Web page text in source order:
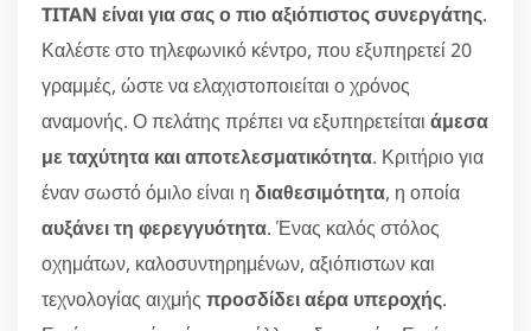
TITAN είναι για σας ο πιο αξιόπιστος συνεργάτης.
Καλέστε στο τηλεφωνικό κέντρο, που εξυπηρετεί 20
γραμμές, ώστε να ελαχιστοποιείται ο χρόνος
αναμονής. Ο πελάτης πρέπει να εξυπηρετείται άμεσα
με ταχύτητα και αποτελεσματικότητα. Κριτήριο για
έναν σωστό όμιλο είναι η διαθεσιμότητα, η οποία
αυξάνει τη φερεγγυότητα. Ένας καλός στόλος
οχημάτων, καλοσυντηρημένων, αξιόπιστων και
τεχνολογίας αιχμής προσδίδει αέρα υπεροχής.